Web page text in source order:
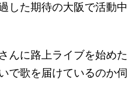
した期待の大阪で活動中
んに路上ライブを始めた
で歌を届けているのか伺